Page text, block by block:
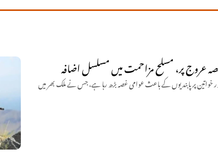
عروج پر، مسلح مزاحمت میں مسلسل اضافہ
پر پابندیوں کے باعث عوامی غصہ بڑھ رہا ہے، جس نے ملک بھر میں